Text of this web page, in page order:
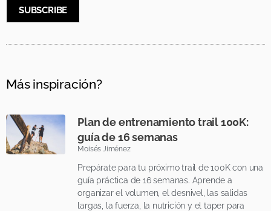
SUBSCRIBE
Más inspiración?
Plan de entrenamiento trail 100K:
guía de 16 semanas
Moisés Jiménez
Prepárate para tu próximo trail de 100K con una
guía práctica de 16 semanas. Aprende a
organizar el volumen, el desnivel, las salidas
largas, la fuerza, la nutrición y el taper para